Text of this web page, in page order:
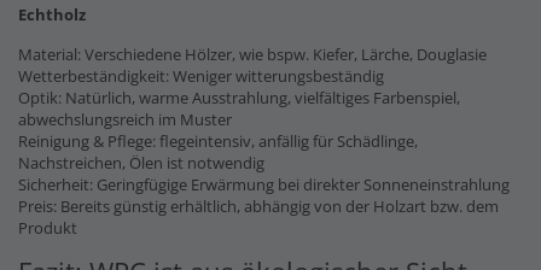
Echtholz
Material: Verschiedene Hölzer, wie bspw. Kiefer, Lärche, Douglasie
Wetterbeständigkeit: Weniger witterungsbeständig
Optik: Natürlich, warme Ausstrahlung, vielfältiges Farbenspiel,
abwechslungsreich im Muster
Reinigung & Pflege: flegeintensiv, anfällig für Schädlinge,
Nachstreichen, Ölen ist notwendig
Sicherheit: Geringfügige Erwärmung bei direkter Sonneneinstrahlung
Preis: Bereits günstig erhältlich, abhängig von der Holzart bzw. dem
Produkt